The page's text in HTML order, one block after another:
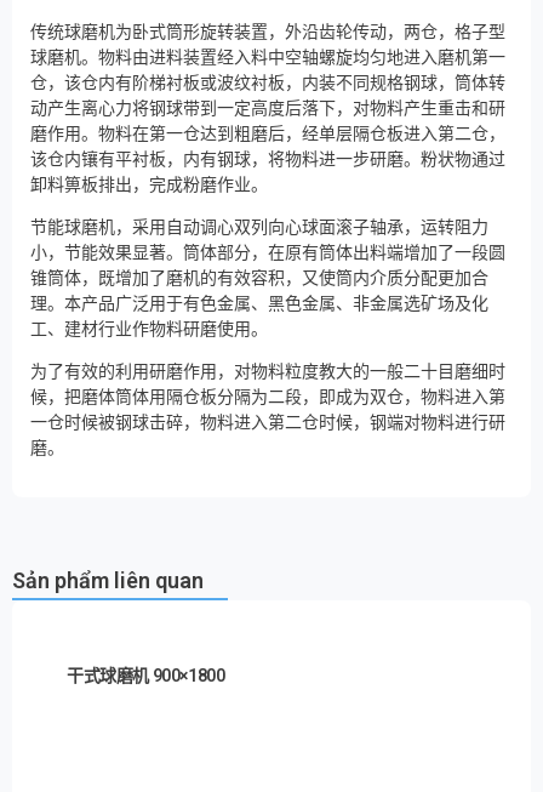
传统球磨机为卧式筒形旋转装置，外沿齿轮传动，两仓，格子型
球磨机。物料由进料装置经入料中空轴螺旋均匀地进入磨机第一
仓，该仓内有阶梯衬板或波纹衬板，内装不同规格钢球，筒体转
动产生离心力将钢球带到一定高度后落下，对物料产生重击和研
磨作用。物料在第一仓达到粗磨后，经单层隔仓板进入第二仓，
该仓内镶有平衬板，内有钢球，将物料进一步研磨。粉状物通过
卸料箅板排出，完成粉磨作业。
节能球磨机，采用自动调心双列向心球面滚子轴承，运转阻力
小，节能效果显著。筒体部分，在原有筒体出料端增加了一段圆
锥筒体，既增加了磨机的有效容积，又使筒内介质分配更加合
理。本产品广泛用于有色金属、黑色金属、非金属选矿场及化
工、建材行业作物料研磨使用。
为了有效的利用研磨作用，对物料粒度教大的一般二十目磨细时
候，把磨体筒体用隔仓板分隔为二段，即成为双仓，物料进入第
一仓时候被钢球击碎，物料进入第二仓时候，钢端对物料进行研
磨。
Sản phẩm liên quan
干式球磨机 900×1800